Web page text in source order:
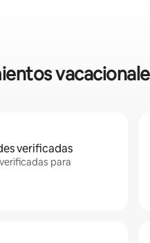
verificadas
para